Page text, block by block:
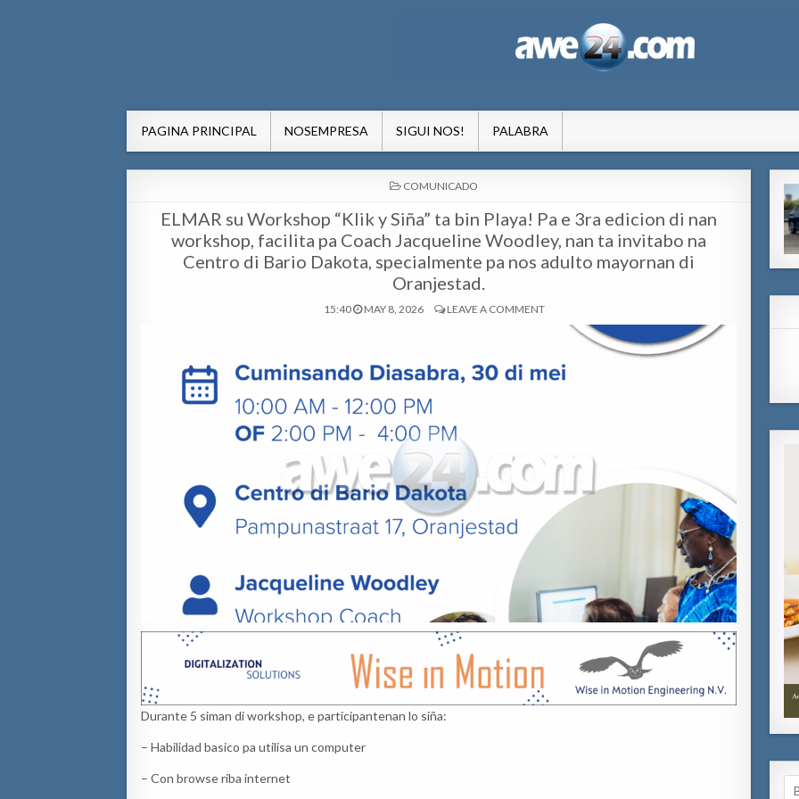
PAGINA PRINCIPAL NOSEMPRESA SIGUI NOS! PALABRA
POSTED
IN
COMUNICADO
ELMAR su Workshop “Klik y Siña” ta bin Playa! Pa e 3ra edicion di nan
workshop, facilita pa Coach Jacqueline Woodley, nan ta invitabo na
Centro di Bario Dakota, specialmente pa nos adulto mayornan di
Oranjestad.
15:40 MAY 8, 2026 LEAVE A COMMENT
Durante 5 siman di workshop, e participantenan lo siña:
– Habilidad basico pa utilisa un computer
– Con browse riba internet